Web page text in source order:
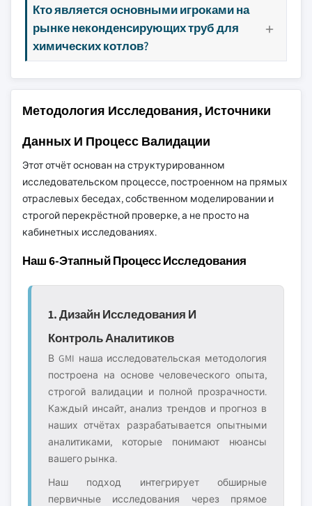
Кто является основными игроками на
рынке неконденсирующих труб для
химических котлов?
Методология Исследования, Источники
Данных И Процесс Валидации
Этот отчёт основан на структурированном
исследовательском процессе, построенном на прямых
отраслевых беседах, собственном моделировании и
строгой перекрёстной проверке, а не просто на
кабинетных исследованиях.
Наш 6-Этапный Процесс Исследования
1. Дизайн Исследования И
Контроль Аналитиков
В GMI наша исследовательская методология
построена на основе человеческого опыта,
строгой валидации и полной прозрачности.
Каждый инсайт, анализ трендов и прогноз в
наших отчётах разрабатывается опытными
аналитиками, которые понимают нюансы
вашего рынка.
Наш подход интегрирует обширные
первичные исследования через прямое